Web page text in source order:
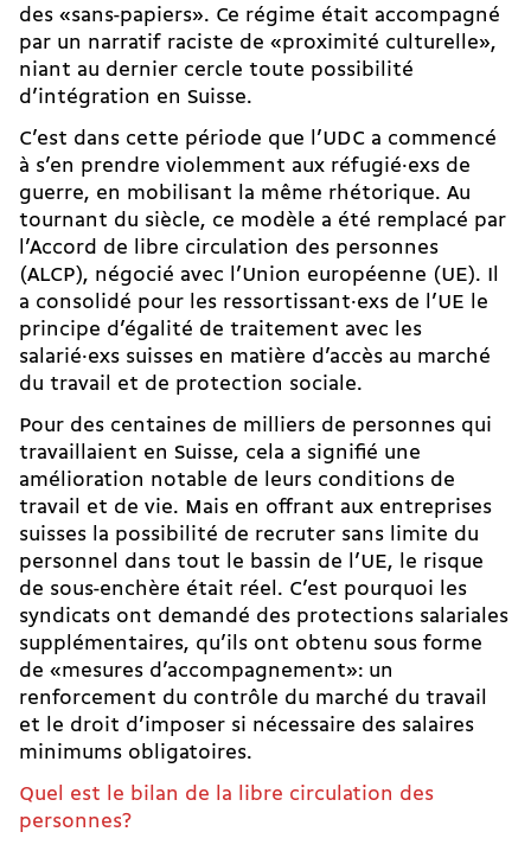
des «sans-papiers». Ce régime était accompagné
par un narratif raciste de «proximité culturelle»,
niant au dernier cercle toute possibilité
d’intégration en Suisse.
C’est dans cette période que l’UDC a commencé
à s’en prendre violemment aux réfugié·exs de
guerre, en mobilisant la même rhétorique. Au
tournant du siècle, ce modèle a été remplacé par
l’Accord de libre circulation des personnes
(ALCP), négocié avec l’Union européenne (UE). Il
a consolidé pour les ressortissant·exs de l’UE le
principe d’égalité de traitement avec les
salarié·exs suisses en matière d’accès au marché
du travail et de protection sociale.
Pour des centaines de milliers de personnes qui
travaillaient en Suisse, cela a signifié une
amélioration notable de leurs conditions de
travail et de vie. Mais en offrant aux entreprises
suisses la possibilité de recruter sans limite du
personnel dans tout le bassin de l’UE, le risque
de sous-enchère était réel. C’est pourquoi les
syndicats ont demandé des protections salariales
supplémentaires, qu’ils ont obtenu sous forme
de «mesures d’accompagnement»: un
renforcement du contrôle du marché du travail
et le droit d’imposer si nécessaire des salaires
minimums obligatoires.
Quel est le bilan de la libre circulation des
personnes?